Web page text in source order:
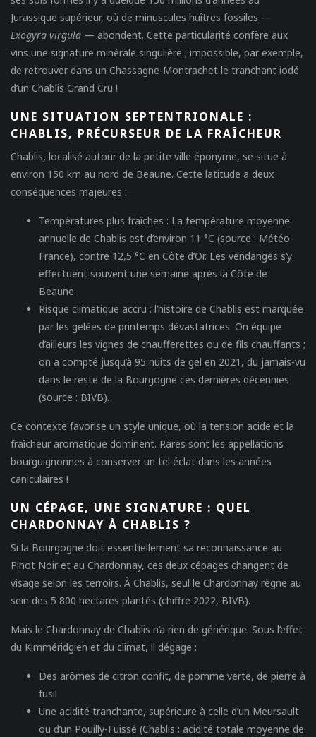
Jurassique supérieur, où de minuscules huîtres fossiles —
Exogyra virgula — abondent. Cette particularité confère aux
vins une signature minérale singulière ; impossible, par exemple,
de retrouver dans un Chassagne-Montrachet le tranchant iodé
d’un Chablis Grand Cru !
UNE SITUATION SEPTENTRIONALE :
CHABLIS, PRÉCURSEUR DE LA FRAÎCHEUR
Chablis, localisé autour de la petite ville éponyme, se situe à
environ 150 km au nord de Beaune. Cette latitude a deux
conséquences majeures :
Températures plus fraîches : La température moyenne
annuelle de Chablis est d’environ 11 °C (source : Météo-
France), contre 12,5 °C en Côte d’Or. Les vendanges s’y
effectuent souvent une semaine après la Côte de
Beaune.
Risque climatique accru : l’histoire de Chablis est marquée
par les gelées de printemps dévastatrices. On équipe
d’ailleurs les vignes de chaufferettes ou de fils chauffants ;
on a compté jusqu’à 95 nuits de gel en 2021, du jamais-vu
dans le reste de la Bourgogne ces dernières décennies
(source : BIVB).
Ce contexte favorise un style unique, où la tension acide et la
fraîcheur aromatique dominent. Rares sont les appellations
bourguignonnes à conserver un tel éclat dans les années
caniculaires !
UN CÉPAGE, UNE SIGNATURE : QUEL
CHARDONNAY À CHABLIS ?
Si la Bourgogne doit essentiellement sa reconnaissance au
Pinot Noir et au Chardonnay, ces deux cépages changent de
visage selon les terroirs. À Chablis, seul le Chardonnay règne au
sein des 5 800 hectares plantés (chiffre 2022, BIVB).
Mais le Chardonnay de Chablis n’a rien de générique. Sous l’effet
du Kimméridgien et du climat, il dégage :
Des arômes de citron confit, de pomme verte, de pierre à
fusil
Une acidité tranchante, supérieure à celle d’un Meursault
ou d’un Pouilly-Fuissé (Chablis : acidité totale moyenne de